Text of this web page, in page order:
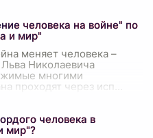
человека на войне" по
и мир"
меняет человека –
Николаевича
многими
проходят через исп
человека в
мир"?